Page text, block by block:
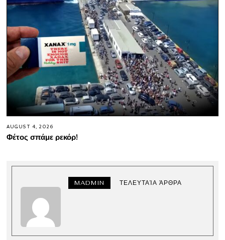
AUGUST 4, 2026
Φέτος σπάμε ρεκόρ!
MADMIN ΤΕΛΕΥΤΑΊΑ ΆΡΘΡΑ